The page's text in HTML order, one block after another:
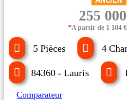
255
*A partir de 1 184
5 Pièces 4
84360 - Lauris
Comparateur